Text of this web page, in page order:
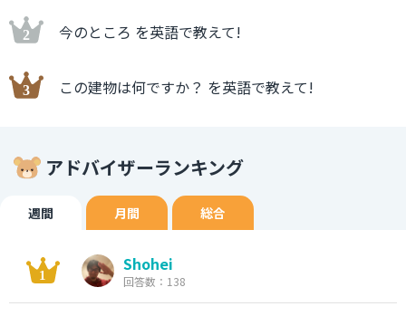
今のところ を英語で教えて!
この建物は何ですか？ を英語で教えて!
アドバイザーランキング
週間 月間 総合
Shohei
回答数：138